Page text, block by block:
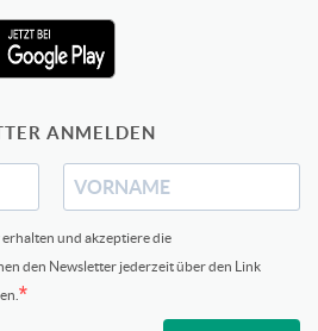
ANMELDEN
und akzeptiere die
den Newsletter jederzeit über den Link